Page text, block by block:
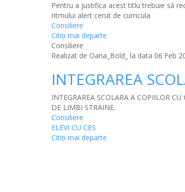
Pentru a justifica acest titlu trebuie să
ritmului alert cerut de curricula
Consiliere
Citiţi mai departe
Consiliere
Realizat de Oana_Bold_ la data 06 Feb
INTEGRAREA
INTEGRAREA SCOLARA A COPIILOR
DE LIMBI STRAINE.
Consiliere
ELEVI CU CES
Citiţi mai departe